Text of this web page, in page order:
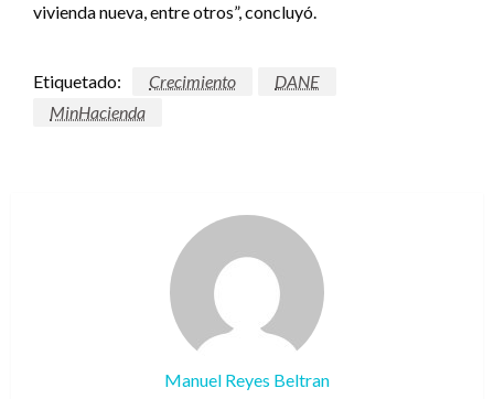
vivienda nueva, entre otros”, concluyó.
Etiquetado: Crecimiento
DANE
MinHacienda
Manuel Reyes Beltran